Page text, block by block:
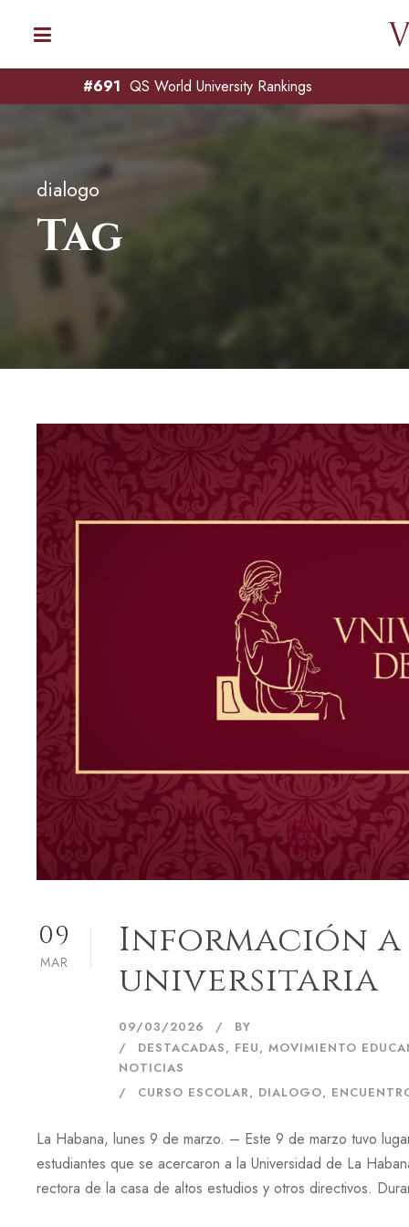
QS World University Rankings
#691
dialogo
Tag
09
MAR
Información
universitaria
09/03/2026
BY
DESTACADAS, FEU, MOVIMIENTO
NOTICIAS
CURSO ESCOLAR, DIALOGO,
La Habana, lunes 9 de marzo. – Este 9 de marzo tuvo
estudiantes que se acercaron a la Universidad de La
rectora de la casa de altos estudios y otros directivos.